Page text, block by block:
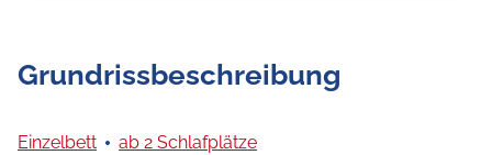
Grundrissbeschreibung
Einzelbett ab 2 Schlafplätze